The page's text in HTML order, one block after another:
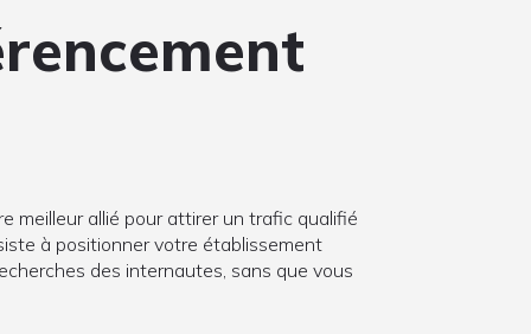
meilleur allié pour attirer un trafic qualifié
à positionner votre établissement
des internautes, sans que vous